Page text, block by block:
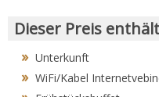
Dieser Preis
Unterkunft
WiFi/Kabel